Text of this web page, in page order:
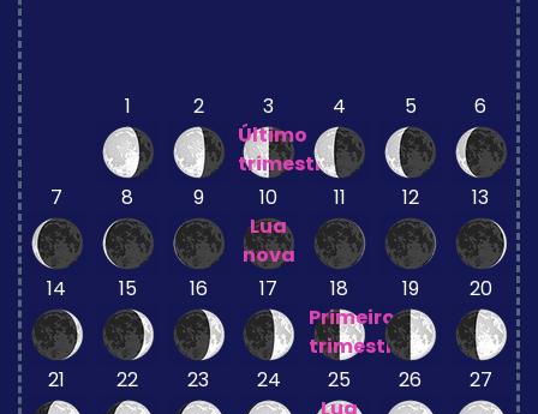
1 2
3
Último
trimestre
4 5 6
7 8 9
10
Lua
nova
11 12 13
14 15 16 17
18
Primeiro
trimestre
19 20
21 22 23 24
25
Lua
26 27